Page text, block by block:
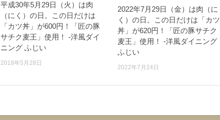
平成30年5月29日（火）は肉
（にく）の日。この日だけは
「カツ丼」が600円！「匠の豚
サチク麦王」使用！ -洋風ダイ
ニング ふじい
2018年5月28日
2022年7月29日（金）は肉（に
く）の日。この日だけは「カツ
丼」が620円！「匠の豚サチク
麦王」使用！ -洋風ダイニング
ふじい
2022年7月24日